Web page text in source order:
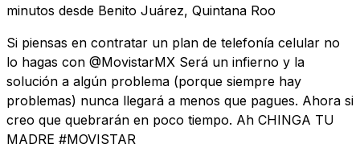
minutos desde Benito Juárez, Quintana Roo
Si piensas en contratar un plan de telefonía celular no
lo hagas con @MovistarMX Será un infierno y la
solución a algún problema (porque siempre hay
problemas) nunca llegará a menos que pagues. Ahora si
creo que quebrarán en poco tiempo. Ah CHINGA TU
MADRE #MOVISTAR